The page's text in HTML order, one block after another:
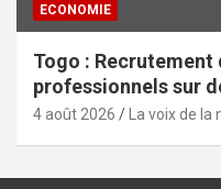
ECONOMIE
Togo : Recrutement
professionnels sur
4 août 2026 La voix de la